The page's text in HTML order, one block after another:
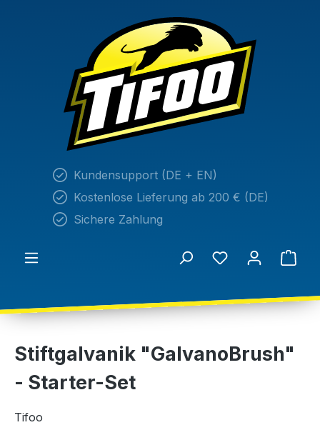
Kundensupport (DE + EN)
Kostenlose Lieferung ab 200 € (DE)
Sichere Zahlung
Stiftgalvanik "GalvanoBrush"
- Starter-Set
Tifoo